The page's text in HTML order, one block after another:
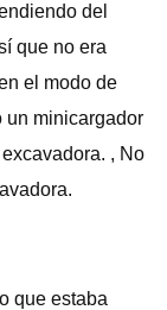
del
que no era
el modo de
un minicargador
, No
que estaba